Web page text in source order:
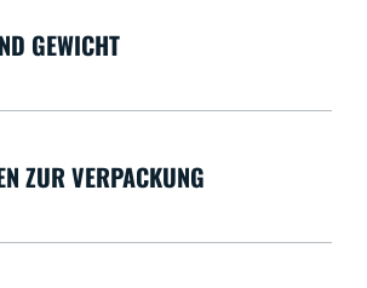
GEWICHT
ZUR VERPACKUNG